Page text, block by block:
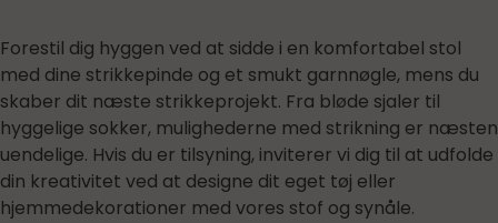
Forestil dig hyggen ved at sidde i en komfortabel stol
med dine strikkepinde og et smukt garnnøgle, mens du
skaber dit næste strikkeprojekt. Fra bløde sjaler til
hyggelige sokker, mulighederne med strikning er næsten
uendelige. Hvis du er tilsyning, inviterer vi dig til at udfolde
din kreativitet ved at designe dit eget tøj eller
hjemmedekorationer med vores stof og synåle.